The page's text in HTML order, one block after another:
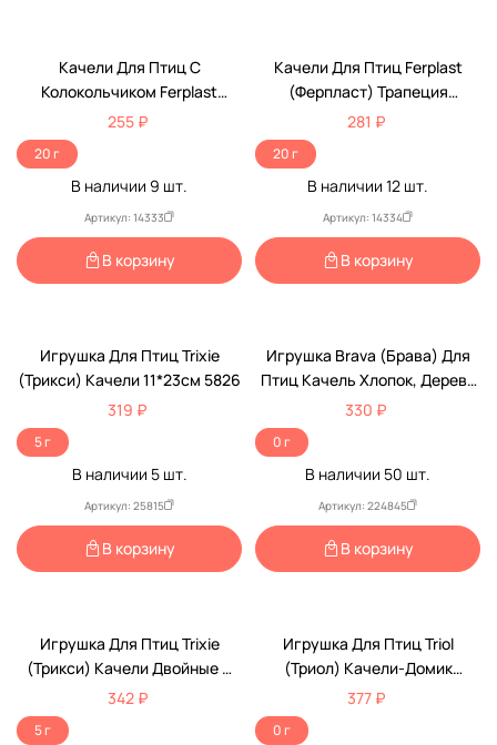
Качели Для Птиц С
Колокольчиком Ferplast
(Ферпласт) 9,5*14см Lam4058
255 ₽
20 г
В наличии 9 шт.
Артикул: 14333
В корзину
Качели Для Птиц Ferplast
(Ферпласт) Трапеция
12,3*15,2см Pa 4082
281 ₽
20 г
В наличии 12 шт.
Артикул: 14334
В корзину
Игрушка Для Птиц Trixie
(Трикси) Качели 11*23см 5826
319 ₽
5 г
В наличии 5шт.
Артикул: 25815
В корзину
Игрушка Brava (Брава) Для
Птиц Качель Хлопок, Дерево
10*17см 7517
330 ₽
0 г
В наличии 50 шт.
Артикул: 224845
В корзину
Игрушка Для Птиц Trixie
(Трикси) Качели Двойные С
Колокольчиком 12,5*20см
342 ₽
5 г
Игрушка Для Птиц Triol
(Триол) Качели-Домик
17,5/20,5*12,5см 52171028
377 ₽
0 г